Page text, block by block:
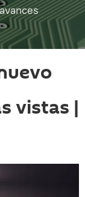
vistas |